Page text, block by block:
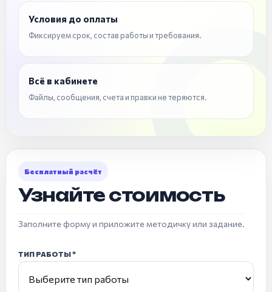
Условия до оплаты
Фиксируем срок, состав работы и требования.
Всё в кабинете
Файлы, сообщения, счета и правки не теряются.
Бесплатный расчёт
Узнайте стоимость
Заполните форму и приложите методичку или задание.
ТИП РАБОТЫ